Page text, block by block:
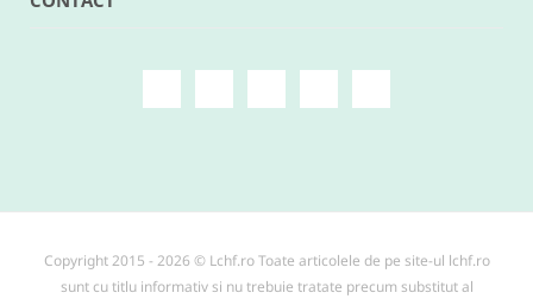
Copyright 2015 - 2026 © Lchf.ro Toate articolele de pe site-ul lchf.ro
sunt cu titlu informativ si nu trebuie tratate precum substitut al